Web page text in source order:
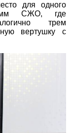
для одного
мм СЖО, где
трем
вертушку с